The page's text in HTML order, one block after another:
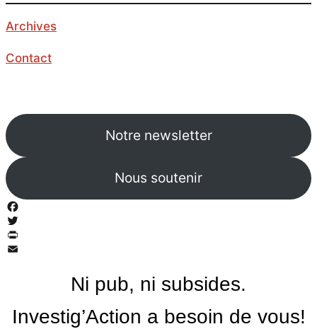
Archives
Contact
Notre newsletter
Nous soutenir
Facebook
Twitter
PrintFriendly
Ni pub, ni subsides.
Investig’Action a besoin de vous!